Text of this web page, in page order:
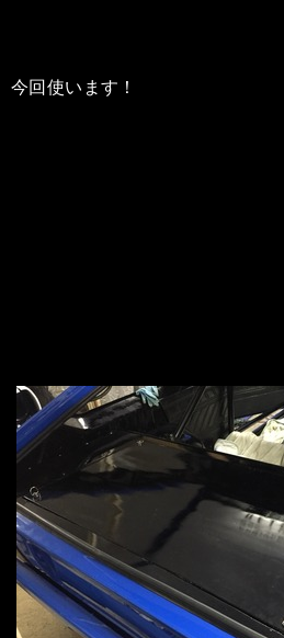
今回使います！